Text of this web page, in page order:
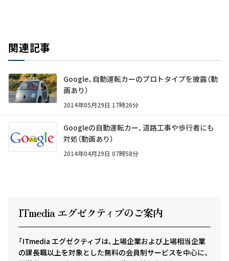
関連記事
Google、自動運転カーのプロトタイプを披露（動
画あり）
2014年05月29日 17時26分
Googleの自動運転カー、道路工事や歩行者にも
対処（動画あり）
2014年04月29日 07時58分
ITmedia エグゼクティ ブのご案内
「ITmedia エグゼクティブは、上場企業および上場相当企業
の課長職以上を対象とした無料の会員制サービスを中心に、